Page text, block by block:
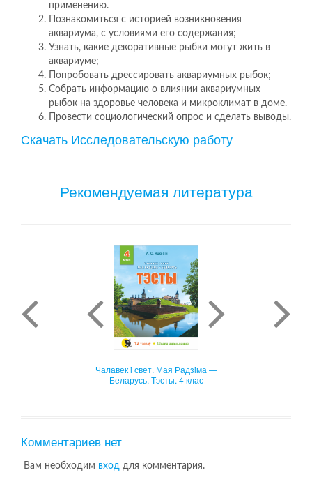
применению.
Познакомиться с историей возникновения
аквариума, с условиями его содержания;
Узнать, какие декоративные рыбки могут жить в
аквариуме;
Попробовать дрессировать аквариумных рыбок;
Собрать информацию о влиянии аквариумных
рыбок на здоровье человека и микроклимат в доме.
Провести социологический опрос и сделать выводы.
Скачать Исследовательскую работу
Рекомендуемая литература
Чалавек i свет. Мая Радзiма —
Беларусь. Тэсты. 4 клас
Комментариев нет
Вам необходим вход для комментария.